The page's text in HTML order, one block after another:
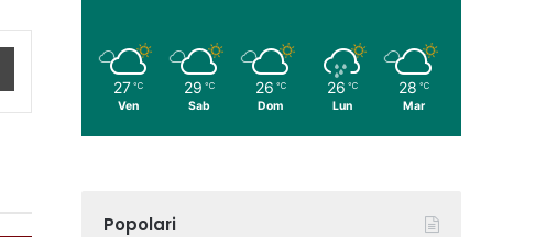
Stampa
27 ℃
Ven
29 ℃
Sab
26 ℃
Dom
26 ℃
Lun
28 ℃
Mar
Popolari